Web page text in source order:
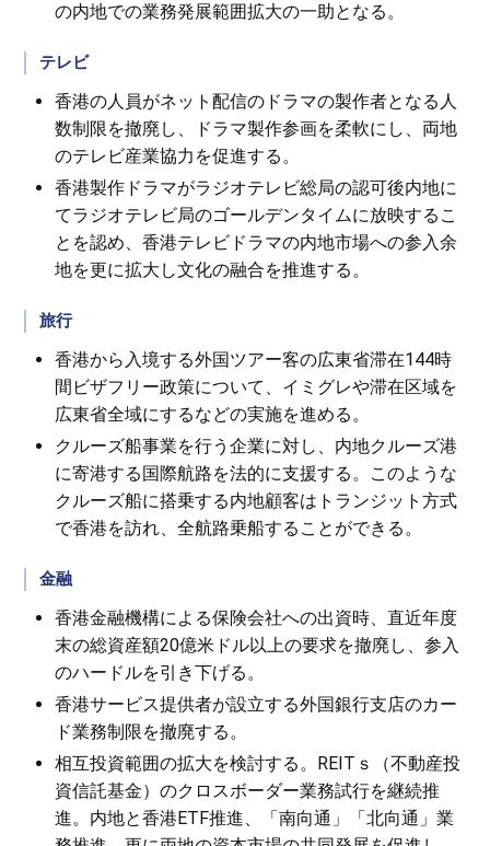
の内地での業務発展範囲拡大の一助となる。
テレビ
香港の人員がネット配信のドラマの製作者となる人
数制限を撤廃し、ドラマ製作参画を柔軟にし、両地
のテレビ産業協力を促進する。
香港製作ドラマがラジオテレビ総局の認可後内地に
てラジオテレビ局のゴールデンタイムに放映するこ
とを認め、香港テレビドラマの内地市場への参入余
地を更に拡大し文化の融合を推進する。
旅行
香港から入境する外国ツアー客の広東省滞在144時
間ビザフリー政策について、イミグレや滞在区域を
広東省全域にするなどの実施を進める。
クルーズ船事業を行う企業に対し、内地クルーズ港
に寄港する国際航路を法的に支援する。このような
クルーズ船に搭乗する内地顧客はトランジット方式
で香港を訪れ、全航路乗船することができる。
金融
香港金融機構による保険会社への出資時、直近年度
末の総資産額20億米ドル以上の要求を撤廃し、参入
のハードルを引き下げる。
香港サービス提供者が設立する外国銀行支店のカー
ド業務制限を撤廃する。
相互投資範囲の拡大を検討する。REITｓ（不動産投
資信託基金）のクロスボーダー業務試行を継続推
進。内地と香港ETF推進、「南向通」「北向通」業